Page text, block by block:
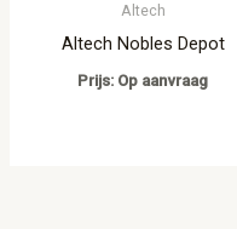
Altech
Altech Nobles Depot
Prijs: Op aanvraag